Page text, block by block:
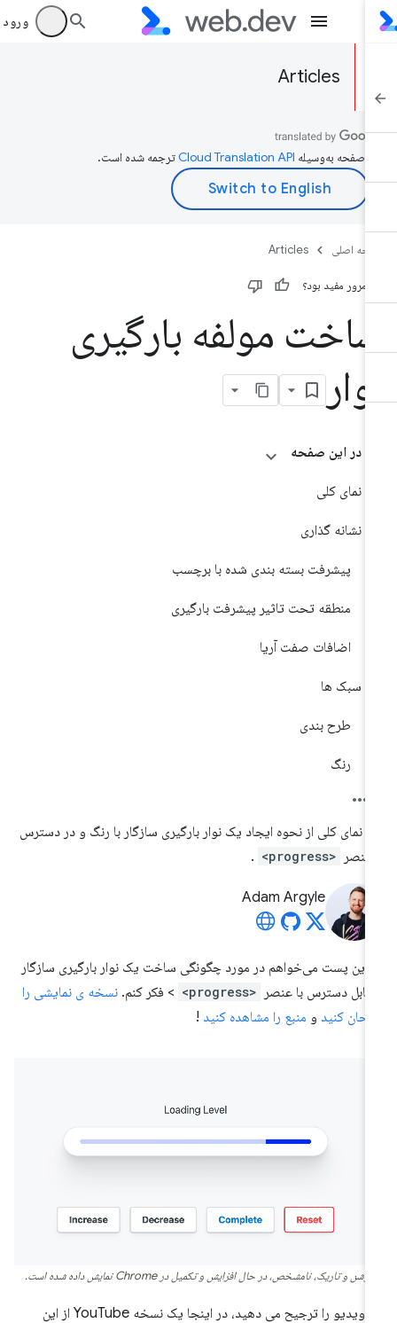
ورود به
Articles
صفحه به‌وسیله ترجمه شده است.
اصلی Articles
مرور مفید بود؟
مولفه بارگیری
در این صفحه
نمای کلی
نشانه گذاری
پیشرفت بسته بندی شده با برچسب
منطقه تحت تاثیر پیشرفت بارگیری
اضافات صفت آریا
سبک ها
طرح بندی
نمای کلی از نحوه ایجاد یک نوار بارگیری سازگار با رنگ و در دسترس
عنصر <progress>
.
Adam Argyle
این پست می‌خواهم در مورد چگونگی ساخت یک نوار بارگیری سازگار
قابل دسترس با عنصر <progress> > فکر کنم.نسخه ی نمایشی را
کنیدومنبع را مشاهده کنید!
روشن و تاریک، نامشخص، در حال افزایش و تکمیل در Chrome نمایش داده شده است.
اگر ویدیو را ترجیح می دهید، در اینجا یک نسخه YouTube از این